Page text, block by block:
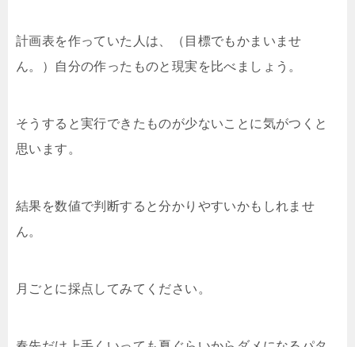
計画表を作っていた人は、（目標でもかまいませ
ん。）自分の作ったものと現実を比べましょう。
そうすると実行できたものが少ないことに気がつくと
思います。
結果を数値で判断すると分かりやすいかもしれませ
ん。
月ごとに採点してみてください。